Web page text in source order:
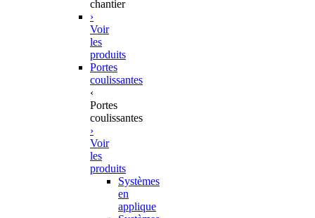
chantier
›
Voir
les
produits
Portes
coulissantes
‹
Portes
coulissantes
›
Voir
les
produits
Systèmes
en
applique